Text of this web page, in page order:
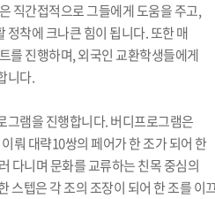
직간접적으로 그들에게 도움을 주고,
정착에 크나큰 힘이 됩니다. 또한 매
를 진행하며, 외국인 교환학생들에게
니다.
그램을 진행합니다. 버디프로그램은
뤄 대략10쌍의 페어가 한 조가 되어 한
다니며 문화를 교류하는 친목 중심의
스텝은 각 조의 조장이 되어 한 조를 이